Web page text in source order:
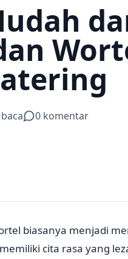
0 komentar
biasanya menjadi
cita rasa yang